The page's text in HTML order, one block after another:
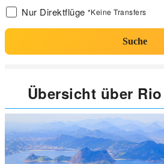
Nur Direktflüge *Keine Transfers
Suche
Übersicht über